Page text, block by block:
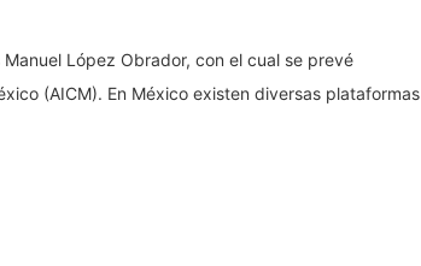
López Obrador, con el cual se prevé
(AICM). En México existen diversas plataformas